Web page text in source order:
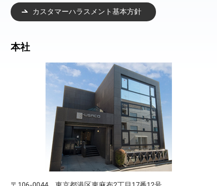
カスタマーハラスメント基本方針
本社